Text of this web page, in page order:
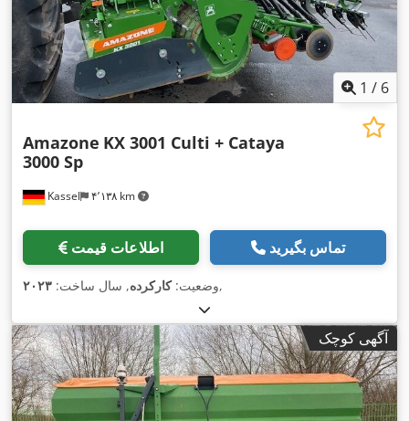
1 / 6
Kassel ۴٬۱۳۸ km
Amazone KX 3001 Culti + Cataya
3000 Sp
اطلاعات قیمت تماس بگیرید
وضعیت:کارکرده, سال ساخت: ۲۰۲۳ ,
آگهی کوچک